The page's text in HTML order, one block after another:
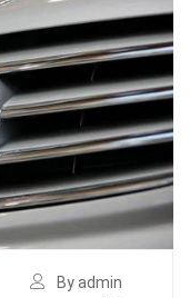
By admin